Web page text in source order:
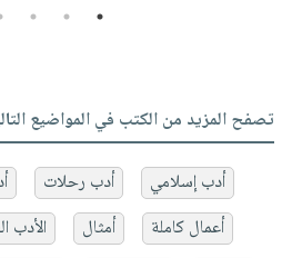
1
2
3
تصفح المزيد من الكتب في المواضيع
أدب إسلامي أدب رحلات
أعمال كاملة
أمثال الأدب